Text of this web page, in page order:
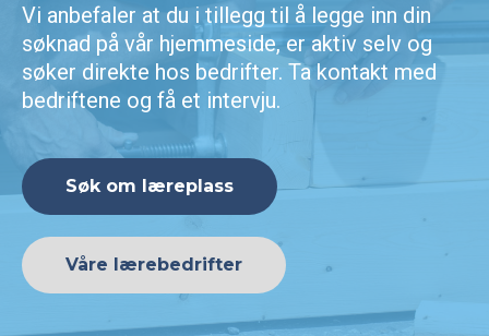
Vi anbefaler at du i tillegg til å legge inn din
søknad på vår hjemmeside, er aktiv selv og
søker direkte hos bedrifter. Ta kontakt med
bedriftene og få et intervju.
Søk om læreplass
Våre lærebedrifter